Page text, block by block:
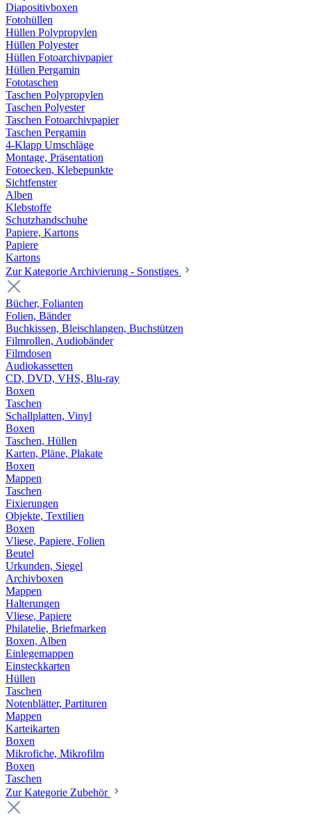
Diapositivboxen
Fotohüllen
Hüllen Polypropylen
Hüllen Polyester
Hüllen Fotoarchivpapier
Hüllen Pergamin
Fototaschen
Taschen Polypropylen
Taschen Polyester
Taschen Fotoarchivpapier
Taschen Pergamin
4-Klapp Umschläge
Montage, Präsentation
Fotoecken, Klebepunkte
Sichtfenster
Alben
Klebstoffe
Schutzhandschuhe
Papiere, Kartons
Papiere
Kartons
Zur Kategorie Archivierung - Sonstiges
Bücher, Folianten
Folien, Bänder
Buchkissen, Bleischlangen, Buchstützen
Filmrollen, Audiobänder
Filmdosen
Audiokassetten
CD, DVD, VHS, Blu-ray
Boxen
Taschen
Schallplatten, Vinyl
Boxen
Taschen, Hüllen
Karten, Pläne, Plakate
Boxen
Mappen
Taschen
Fixierungen
Objekte, Textilien
Boxen
Vliese, Papiere, Folien
Beutel
Urkunden, Siegel
Archivboxen
Mappen
Halterungen
Vliese, Papiere
Philatelie, Briefmarken
Boxen, Alben
Einlegemappen
Einsteckkarten
Hüllen
Taschen
Notenblätter, Partituren
Mappen
Karteikarten
Boxen
Mikrofiche, Mikrofilm
Boxen
Taschen
Zur Kategorie Zubehör